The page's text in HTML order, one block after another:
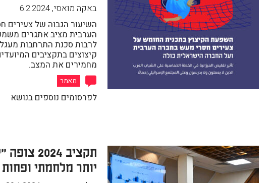
באקה מואסי,
6.2.2024
השיעור הגבוה של צעירים
הערבית מציב אתגרים
לרבות סכנת התרחבות
קיצוצים בתקציבים
מחמירים את המצב.
מאמר
לפרסומים נוספים בנושא
תקציב
יותר מלחמתי ופחות